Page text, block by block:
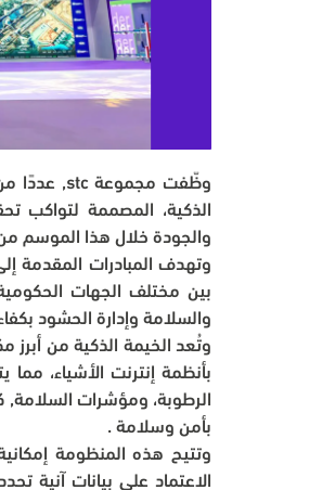
والجودة خلال هذا الموسم
والسلامة وإدارة الحشود
بأمن وسلامة .